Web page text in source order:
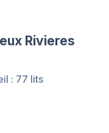
Rivieres
: 77 lits